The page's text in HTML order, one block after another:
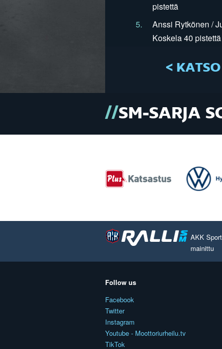
pistettä
5.
Anssi Rytkönen /
Koskela 40 pistettä
<
SM-SARJA
AKK
mainittu
Follow us
Facebook
Twitter
Instagram
Youtube - Moottoriurheilu.tv
TikTok